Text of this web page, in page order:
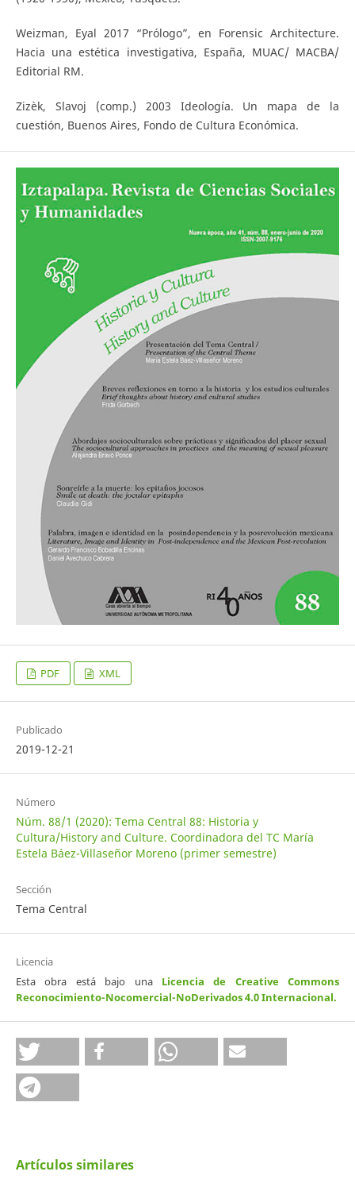
Weizman, Eyal 2017 “Prólogo”, en Forensic Architecture.
Hacia una estética investigativa, España, MUAC/ MACBA/
Editorial RM.
Zizèk, Slavoj (comp.) 2003 Ideología. Un mapa de la
cuestión, Buenos Aires, Fondo de Cultura Económica.
PDF XML
Publicado
2019-12-21
Número
Núm. 88/1 (2020): Tema Central 88: Historia y
Cultura/History and Culture. Coordinadora del TC María
Estela Báez-Villaseñor Moreno (primer semestre)
Sección
Tema Central
Licencia
Esta obra está bajo una Licencia de Creative Commons
Reconocimiento-Nocomercial-NoDerivados 4.0 Internacional.
Artículos similares